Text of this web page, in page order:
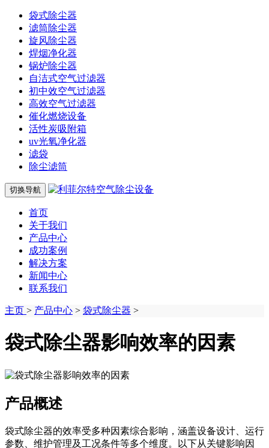
袋式除尘器
滤筒除尘器
旋风除尘器
焊烟净化器
锅炉除尘器
自洁式空气过滤器
初中效空气过滤器
高效空气过滤器
催化燃烧设备
活性炭吸附箱
uv光氧净化器
滤袋
除尘滤筒
切换导航
首页
关于我们
产品中心
成功案例
解决方案
新闻中心
联系我们
主页 > 产品中心 > 袋式除尘器 >
袋式除尘器影响效率的因素
产品概述
袋式除尘器的效率受多种因素综合影响，涵盖设备设计、运行
参数、维护管理及工况条件等多个维度。以下从关键影响因